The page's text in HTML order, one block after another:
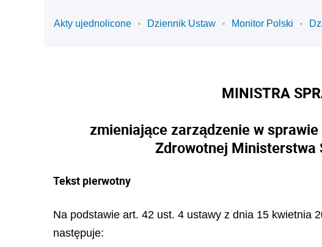
Akty ujednolicone Dziennik Ustaw Monitor Polski
MINISTRA
zmieniające zarządzenie w
Zdrowotnej Ministerstwa
Tekst pierwotny
Na podstawie art. 42 ust. 4 ustawy z dnia 15 kwietnia
następuje: